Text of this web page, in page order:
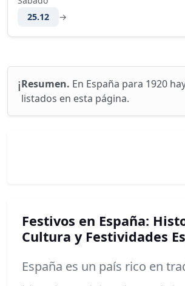
25.12
→
ℹ️Resumen. En España para 1920
listados en esta página.
Festivos en España:
Cultura y Festividades
España es un país rico en